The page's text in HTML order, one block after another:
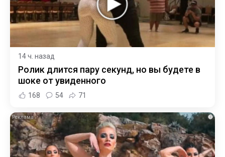
14 ч. назад
Ролик длится пару секунд, но вы будете в
шоке от увиденного
168 54 71
i